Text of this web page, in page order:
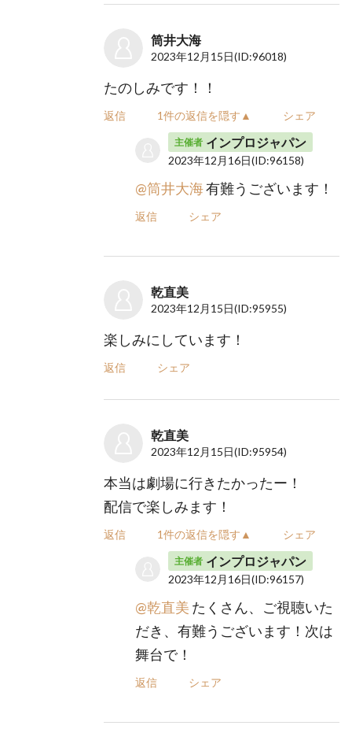
筒井大海
2023年12月15日(ID:96018)
たのしみです！！
返信 1件の返信を隠す▲ シェア
主催者 インプロジャパン
2023年12月16日(ID:96158)
@筒井大海有難うございます！
返信 シェア
乾直美
2023年12月15日(ID:95955)
楽しみにしています！
返信 シェア
乾直美
2023年12月15日(ID:95954)
本当は劇場に行きたかったー！
配信で楽しみます！
返信 1件の返信を隠す▲ シェア
主催者 インプロジャパン
2023年12月16日(ID:96157)
@乾直美 たくさん、ご視聴いた
だき、有難うございます！次は
舞台で！
返信 シェア